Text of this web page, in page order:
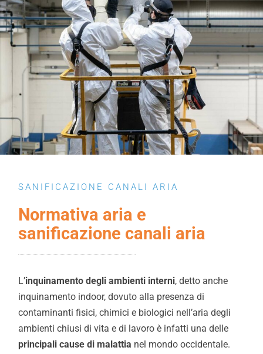
SANIFICAZIONE CANALI ARIA
Normativa aria e
sanificazione canali aria
L’inquinamento degli ambienti interni, detto anche
inquinamento indoor, dovuto alla presenza di
contaminanti fisici, chimici e biologici nell’aria degli
ambienti chiusi di vita e di lavoro è infatti una delle
principali cause di malattia nel mondo occidentale.